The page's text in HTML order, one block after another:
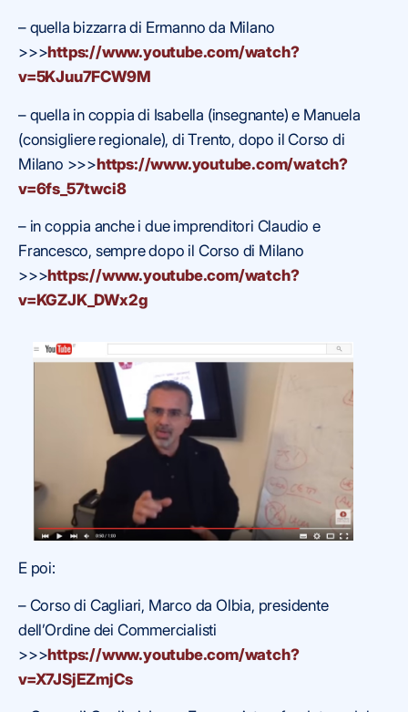
– quella bizzarra di Ermanno da Milano
>>>https://www.youtube.com/watch?
v=5KJuu7FCW9M
– quella in coppia di Isabella (insegnante) e Manuela
(consigliere regionale), di Trento, dopo il Corso di
Milano >>>https://www.youtube.com/watch?
v=6fs_57twci8
– in coppia anche i due imprenditori Claudio e
Francesco, sempre dopo il Corso di Milano
>>>https://www.youtube.com/watch?
v=KGZJK_DWx2g
E poi:
– Corso di Cagliari, Marco da Olbia, presidente
dell’Ordine dei Commercialisti
>>>https://www.youtube.com/watch?
v=X7JSjEZmjCs